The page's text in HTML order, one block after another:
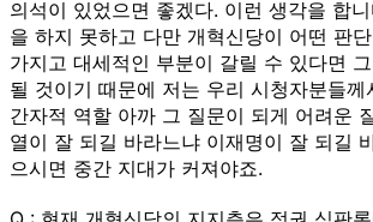
의석이 있었으면 좋겠다. 이런 생각을 합
을 하지 못하고 다만 개혁신당이 어떤 판
가지고 대세적인 부분이 갈릴 수 있다면
될 것이기 때문에 저는 우리 시청자분들께
간자적 역할 아까 그 질문이 되게 어려운
열이 잘 되길 바라느냐 이재명이 잘 되길
으시면 중간 지대가 커져야죠.